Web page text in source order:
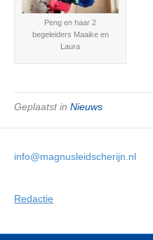
Peng en haar 2
begeleiders Maaike en
Laura
Geplaatst in Nieuws
info@magnusleidscherijn.nl
Redactie